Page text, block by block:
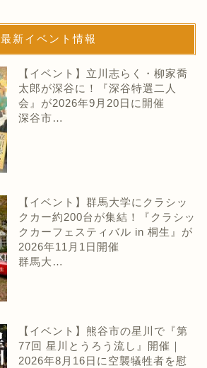
最新イベント情報
【イベント】立川志らく・柳家喬
太郎が深谷に！『深谷特選二人
会』が2026年9月20日に開催
深谷市…
【イベント】群馬大学にクラシッ
クカー約200台が集結！『クラシッ
クカーフェスティバル in 桐生』が
2026年11月1日開催
群馬大…
【イベント】熊谷市の星川で『第
77回 星川とうろう流し』開催｜
2026年8月16日に空襲犠牲者を慰